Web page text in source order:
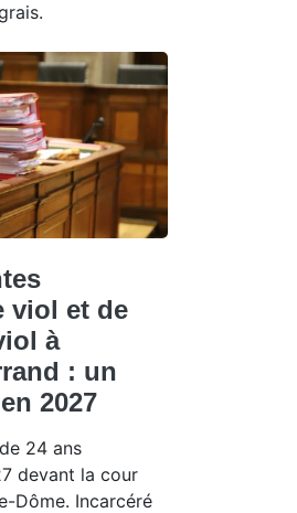
viol et de
à
: un
2027
24 ans
devant la cour
Dôme. Incarcéré